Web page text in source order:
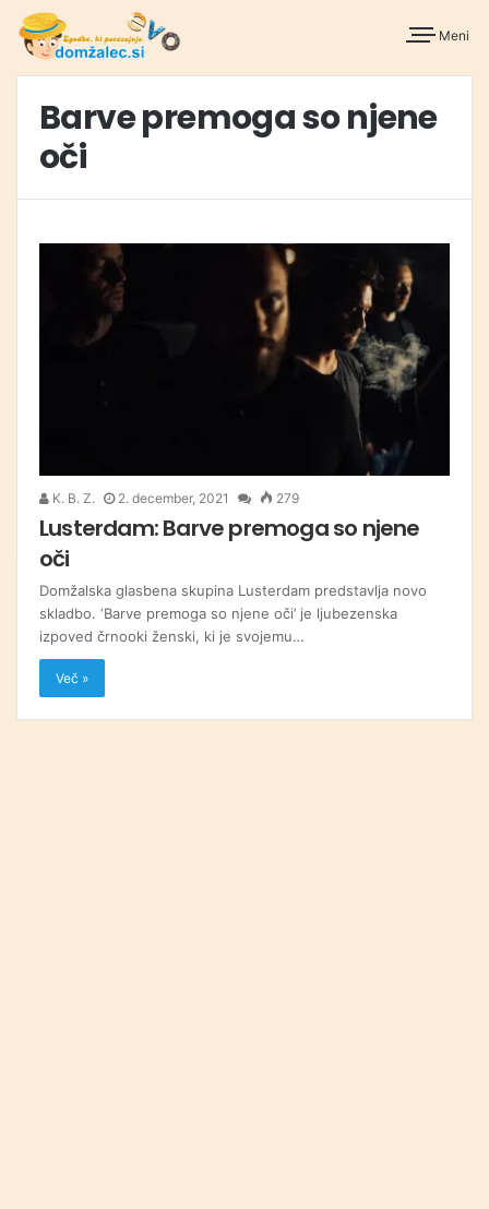
Meni
Barve premoga so njene
oči
K. B. Z. 2. december, 2021 279
Lusterdam: Barve premoga so njene
oči
Domžalska glasbena skupina Lusterdam predstavlja novo
skladbo. ‘Barve premoga so njene oči’ je ljubezenska
izpoved črnooki ženski, ki je svojemu…
Več »